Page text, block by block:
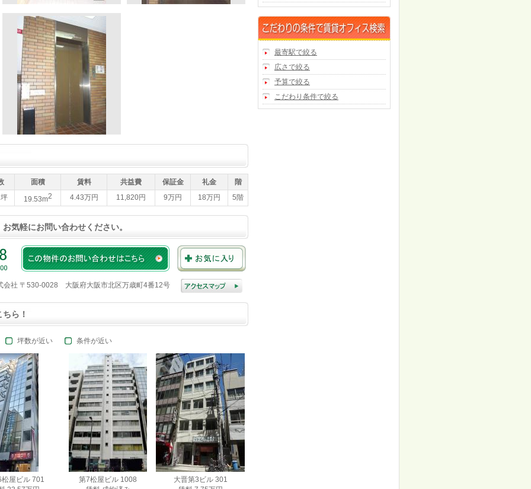
面積 賃料 共益費 保証金 礼金
階
19.53m2 4.43万円 11,820円 9万円 18万円 5階
気軽にお問い合わせください。
会社 〒530-0028 大阪府大阪市北区万歳町4番12号
ら！
坪数が近い 条件が近い
屋ビル 701
第7松屋ビル 1008
大晋第3ビル 301
最寄駅で絞る
広さで絞る
予算で絞る
こだわり条件で絞る